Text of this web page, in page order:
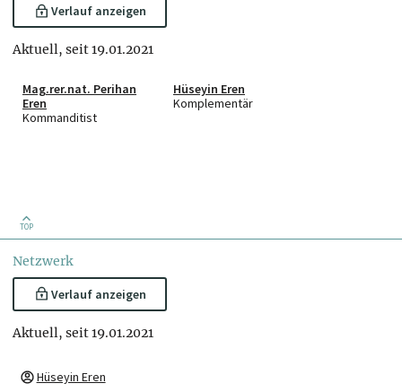
Verlauf anzeigen
Aktuell, seit 19.01.2021
Mag.rer.nat. Perihan
Eren
Kommanditist
Hüseyin Eren
Komplementär
TOP
Netzwerk
Verlauf anzeigen
Aktuell, seit 19.01.2021
Hüseyin Eren